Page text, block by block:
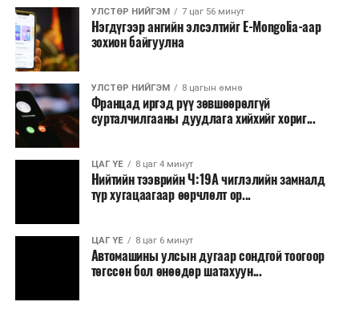
УЛСТӨР НИЙГЭМ 7 цаг 56 минут
Нэгдүгээр ангийн элсэлтийг E-Mongolia-аар
зохион байгуулна
УЛСТӨР НИЙГЭМ 8 цагын өмнө
Францад иргэд рүү зөвшөөрөлгүй
сурталчилгааны дуудлага хийхийг хориг...
ЦАГ ҮЕ 8 цаг 4 минут
Нийтийн тээврийн Ч:19А чиглэлийн замналд
түр хугацаагаар өөрчлөлт ор...
ЦАГ ҮЕ 8 цаг 6 минут
Автомашины улсын дугаар сондгой тоогоор
төгссөн бол өнөөдөр шатахуун...